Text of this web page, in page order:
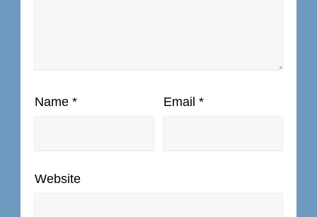
Name * Email *
Website